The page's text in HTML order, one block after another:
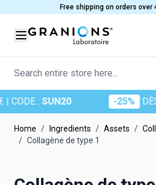
Skip to ContentFree shipping on orders over
Search entire store here...
-25% DÈS 70€|
Home / Ingredients / Assets /
/ Collagène de type 1